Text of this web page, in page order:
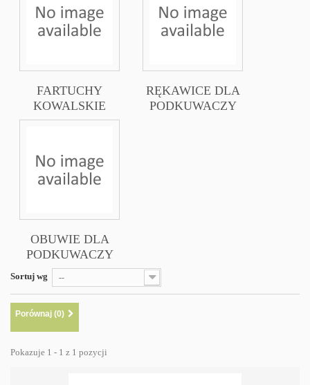
FARTUCHY
KOWALSKIE
RĘKAWICE DLA
PODKUWACZY
OBUWIE DLA
PODKUWACZY
Sortuj wg --
Porównaj (0)
Pokazuje 1 - 1 z 1 pozycji